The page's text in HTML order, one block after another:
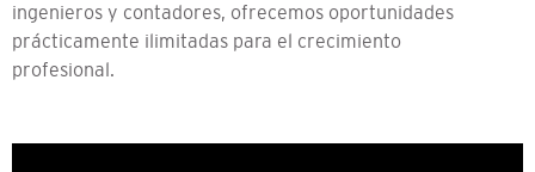
ingenieros y contadores, ofrecemos oportunidades
prácticamente ilimitadas para el crecimiento
profesional.